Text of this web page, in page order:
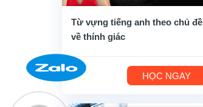
Từ vựng tiếng anh theo chủ đề
về thính giác
HỌC NGAY